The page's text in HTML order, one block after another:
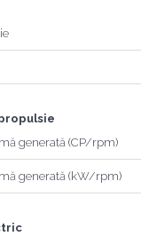
generată (CP/rpm)
generată (kW/rpm)